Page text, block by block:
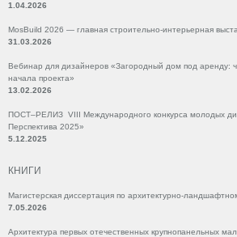
1.04.2026
MosBuild 2026 — главная строительно-интерьерная
31.03.2026
Вебинар для дизайнеров «Загородный дом под аренду:
начала проекта»
13.02.2026
ПОСТ–РЕЛИЗ VIII Международного конкурса молодых
Перспектива 2025»
5.12.2025
КНИГИ
Магистерская диссертация по архитектурно-
7.05.2026
Архитектура первых отечественных крупнопанельных